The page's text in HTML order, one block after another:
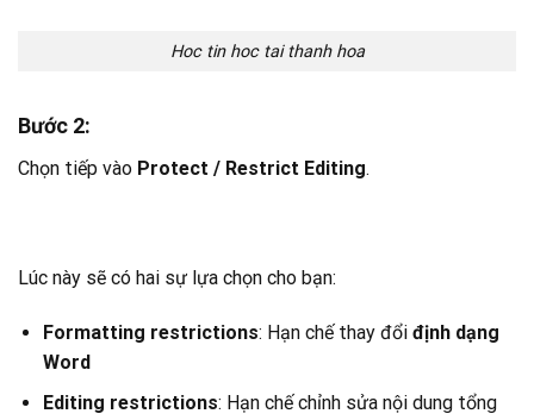
Hoc tin hoc tai thanh hoa
Bước 2:
Chọn tiếp vào Protect / Restrict Editing.
Lúc này sẽ có hai sự lựa chọn cho bạn:
Formatting restrictions: Hạn chế thay đổi định dạng
Word
Editing restrictions: Hạn chế chỉnh sửa nội dung tổng